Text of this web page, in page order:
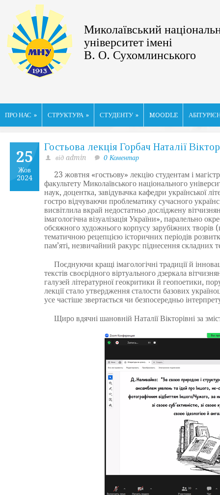
Миколаївський
університет імені
В. О. Сухомлинського
ПРО НАС » СТРУКТУРА » СТУДЕНТУ » MOODLE
25
Жов
2024
Гостьова лекція Горбач Наталії
від admin 0 Коментар
23 жовтня «гостьову» лекцію студентам і
факультету Миколаївського національного
наук, доцентка, завідувачка кафедри української
гостро відчуваючи проблематику сучасного
висвітлила вкрай недостатньо досліджену
імагологічна візуалізація України», паралельно
обсяжного художнього корпусу зарубіжних творів
тематичною рецепцією історичних періодів
пам’яті, незвичайний ракурс піднесення складних
Поєднуючи кращі імагологічні традиції й
текстів своєрідного віртуального дзеркала
галузей літературної геокритики й геопоетики,
лекції стало утвердження сталости базових
усе частіше звертається чи безпосередньо
Щиро вдячні шановній Наталії Вікторівні за